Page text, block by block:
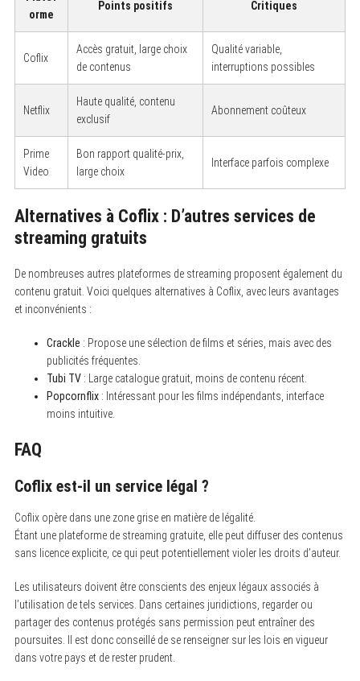
orme
Points positifs Critiques
Coflix
Accès gratuit, large choix
de contenus
Qualité variable,
interruptions possibles
Netflix
Haute qualité, contenu
exclusif
Abonnement coûteux
Prime
Video
Bon rapport qualité-prix,
large choix
Interface parfois complexe
Alternatives à Coflix : D’autres services de
streaming gratuits
De nombreuses autres plateformes de streaming proposent également du
contenu gratuit. Voici quelques alternatives à Coflix, avec leurs avantages
et inconvénients :
Crackle : Propose une sélection de films et séries, mais avec des
publicités fréquentes.
Tubi TV: Large catalogue gratuit, moins de contenu récent.
Popcornflix: Intéressant pour les films indépendants, interface
moins intuitive.
FAQ
Coflix est-il un service légal ?
Coflix opère dans une zone grise en matière de légalité.
Étant une plateforme de streaming gratuite, elle peut diffuser des contenus
sans licence explicite, ce qui peut potentiellement violer les droits d’auteur.
Les utilisateurs doivent être conscients des enjeux légaux associés à
l’utilisation de tels services. Dans certaines juridictions, regarder ou
partager des contenus protégés sans permission peut entraîner des
poursuites. Il est donc conseillé de se renseigner sur les lois en vigueur
dans votre pays et de rester prudent.